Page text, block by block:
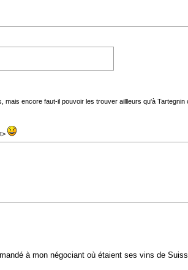
encore faut-il pouvoir les trouver aillleurs qu'à Tartegnin
à mon négociant où étaient ses vins de